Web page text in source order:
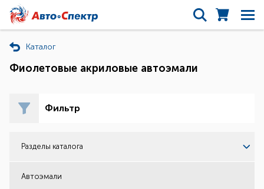
Каталог
Фиолетовые акриловые автоэмали
Фильтр
Разделы каталога
Автоэмали